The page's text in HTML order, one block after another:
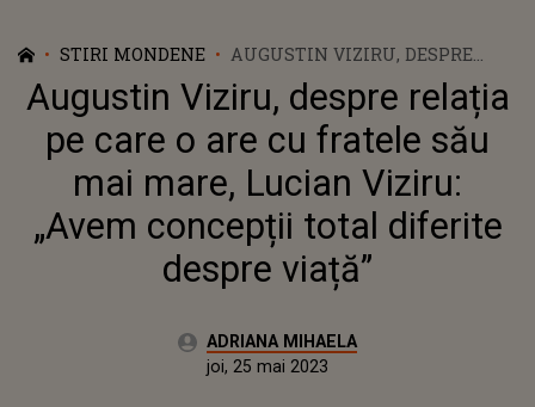
STIRI MONDENE
AUGUSTIN VIZIRU, DESPRE
RELAȚIA PE CARE O ARE CU
FRATELE SĂU MAI MARE,
LUCIAN VIZIRU: „AVEM
CONCEPȚII TOTAL DIFERITE
DESPRE VIAȚĂ”
Augustin Viziru, despre relația
pe care o are cu fratele său
mai mare, Lucian Viziru:
„Avem concepții total diferite
despre viață”
Autor:ADRIANA MIHAELA
Actualizat:
joi, 25 mai 2023